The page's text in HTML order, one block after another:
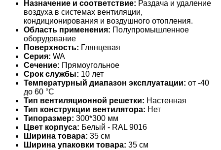
Назначение и соответствие: Раздача и удаление
воздуха в системах вентиляции,
кондиционирования и воздушного отопления.
Область применения: Полупромышленное
оборудование
Поверхность: Глянцевая
Серия: WA
Сечение: Прямоугольное
Срок службы: 10 лет
Температурный диапазон эксплуатации: от -40
до 60 °С
Тип вентиляционной решетки: Настенная
Тип конструкции вентилятора: Нет
Типоразмер: 300*300 мм
Цвет корпуса: Белый - RAL 9016
Ширина товара: 35 см
Ширина упаковки товара: 35 см